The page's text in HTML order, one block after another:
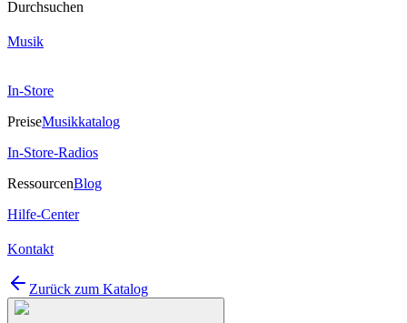
Durchsuchen
Musik
In-Store
PreiseMusikkatalog
In-Store-Radios
RessourcenBlog
Hilfe-Center
Kontakt
Zurück zum Katalog